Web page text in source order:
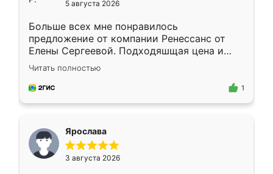
5 августа 2026
Больше всех мне понравилось
предложение от компании Ренессанс от
Елены Сергеевой. Подходяшщая цена и
короткие сроки изготовления. Приехавший
для замера сотрудник Владислав
предложил по моему эскизу самый
Читать полностью
1
Ярослава
3 августа 2026